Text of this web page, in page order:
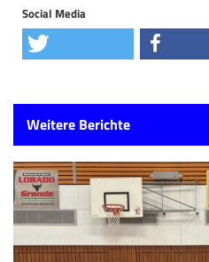
Social Media
Weitere Berichte